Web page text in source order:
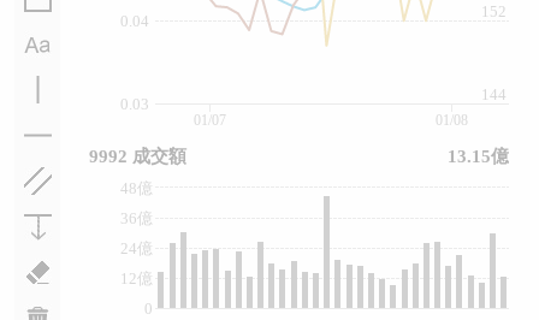
0.03
0.04
144
152
0
12億
24億
36億
48億
01/07 01/08
9992 成交額 13.15億